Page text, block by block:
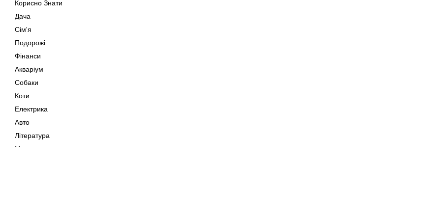
Корисно Знати
Дача
Сім'я
Подорожі
Фінанси
Акваріум
Собаки
Коти
Електрика
Авто
Література
Музика